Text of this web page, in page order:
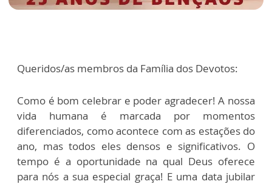
Queridos/as membros da Família dos Devotos:
Como é bom celebrar e poder agradecer! A nossa
vida humana é marcada por momentos
diferenciados, como acontece com as estações do
ano, mas todos eles densos e significativos. O
tempo é a oportunidade na qual Deus oferece
para nós a sua especial graça! E uma data jubilar